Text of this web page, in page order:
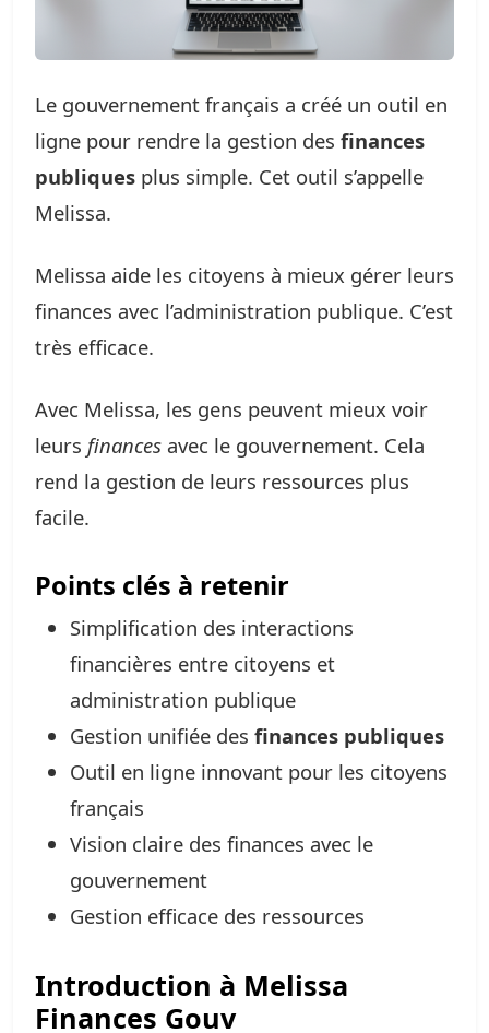
Le gouvernement français a créé un outil en
ligne pour rendre la gestion des finances
publiques plus simple. Cet outil s’appelle
Melissa.
Melissa aide les citoyens à mieux gérer leurs
finances avec l’administration publique. C’est
très efficace.
Avec Melissa, les gens peuvent mieux voir
leurs finances avec le gouvernement. Cela
rend la gestion de leurs ressources plus
facile.
Points clés à retenir
Simplification des interactions
financières entre citoyens et
administration publique
Gestion unifiée des finances publiques
Outil en ligne innovant pour les citoyens
français
Vision claire des finances avec le
gouvernement
Gestion efficace des ressources
Introduction à Melissa
Finances Gouv